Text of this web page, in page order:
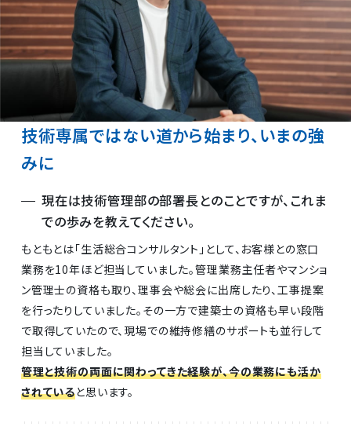
技術専属ではない道から始まり、いまの強
みに
現在は技術管理部の部署長とのことですが、これま
での歩みを教えてください。
もともとは「生活総合コンサルタント」として、お客様との窓口
業務を10年ほど担当していました。管理業務主任者やマンショ
ン管理士の資格も取り、理事会や総会に出席したり、工事提案
を行ったりしていました。その一方で建築士の資格も早い段階
で取得していたので、現場での維持修繕のサポートも並行して
担当していました。
管理と技術の両面に関わってきた経験が、今の業務にも活か
されていると思います。